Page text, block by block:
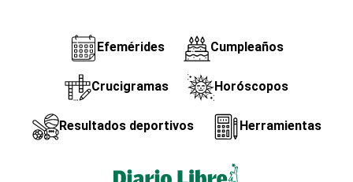
Efemérides Cumpleaños
Crucigramas Horóscopos
Resultados deportivos Herramientas